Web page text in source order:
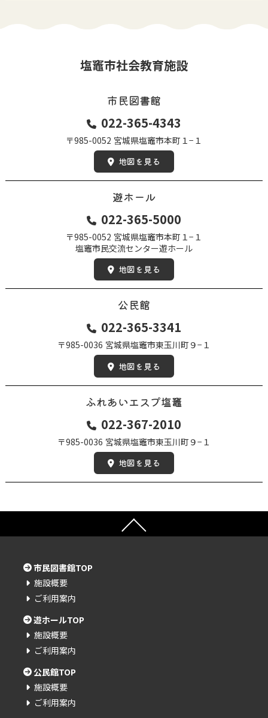
塩竈市社会教育施設
市民図書館
022-365-4343
〒985-0052 宮城県塩竈市本町１−１
地図を見る
遊ホール
022-365-5000
〒985-0052 宮城県塩竈市本町１−１
塩竈市民交流センター遊ホール
地図を見る
公民館
022-365-3341
〒985-0036 宮城県塩竈市東玉川町９−１
地図を見る
ふれあいエスプ塩竈
022-367-2010
〒985-0036 宮城県塩竈市東玉川町９−１
地図を見る
市民図書館TOP
施設概要
ご利用案内
遊ホールTOP
施設概要
ご利用案内
公民館TOP
施設概要
ご利用案内